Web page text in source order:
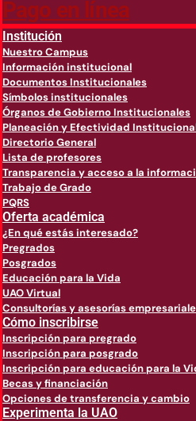
Pago en línea
Institución
Nuestro Campus
Información institucional
Documentos Institucionales
Símbolos institucionales
Órganos de Gobierno Institucionales
Planeación y Efectividad
Directorio General
Lista de profesores
Transparencia y acceso a la
Trabajo de Grado
PQRS
Oferta académica
¿En qué estás interesado?
Pregrados
Posgrados
Educación para la Vida
UAO Virtual
Consultorías y asesorías
Cómo inscribirse
Inscripción para pregrado
Inscripción para posgrado
Inscripción para educación para la
Becas y financiación
Opciones de transferencia y cambio
Experimenta la UAO